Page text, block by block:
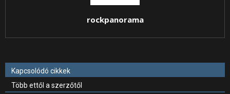
rockpanorama
Kapcsolódó cikkek
Több ettől a szerzőtől